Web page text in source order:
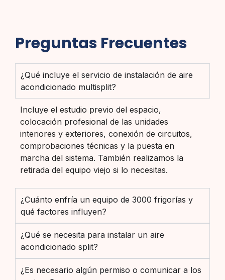
Preguntas Frecuentes
¿Qué incluye el servicio de instalación de aire
acondicionado multisplit?
Incluye el estudio previo del espacio,
colocación profesional de las unidades
interiores y exteriores, conexión de circuitos,
comprobaciones técnicas y la puesta en
marcha del sistema. También realizamos la
retirada del equipo viejo si lo necesitas.
¿Cuánto enfría un equipo de 3000 frigorías y
qué factores influyen?
¿Qué se necesita para instalar un aire
acondicionado split?
¿Es necesario algún permiso o comunicar a los